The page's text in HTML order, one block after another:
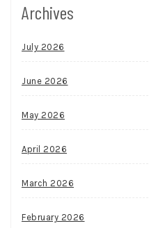
Archives
July 2026
June 2026
May 2026
April 2026
March 2026
February 2026